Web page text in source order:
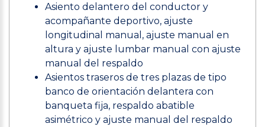
Asiento delantero del conductor y
acompañante deportivo, ajuste
longitudinal manual, ajuste manual en
altura y ajuste lumbar manual con ajuste
manual del respaldo
Asientos traseros de tres plazas de tipo
banco de orientación delantera con
banqueta fija, respaldo abatible
asimétrico y ajuste manual del respaldo